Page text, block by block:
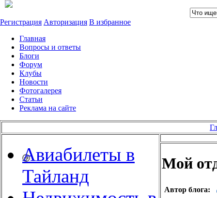
Регистрация Авторизация В избранное
Главная
Вопросы и ответы
Блоги
Форум
Клубы
Новости
Фотогалерея
Статьи
Реклама на сайте
Авиабилеты в
Тайланд
Мой
Автор блога: